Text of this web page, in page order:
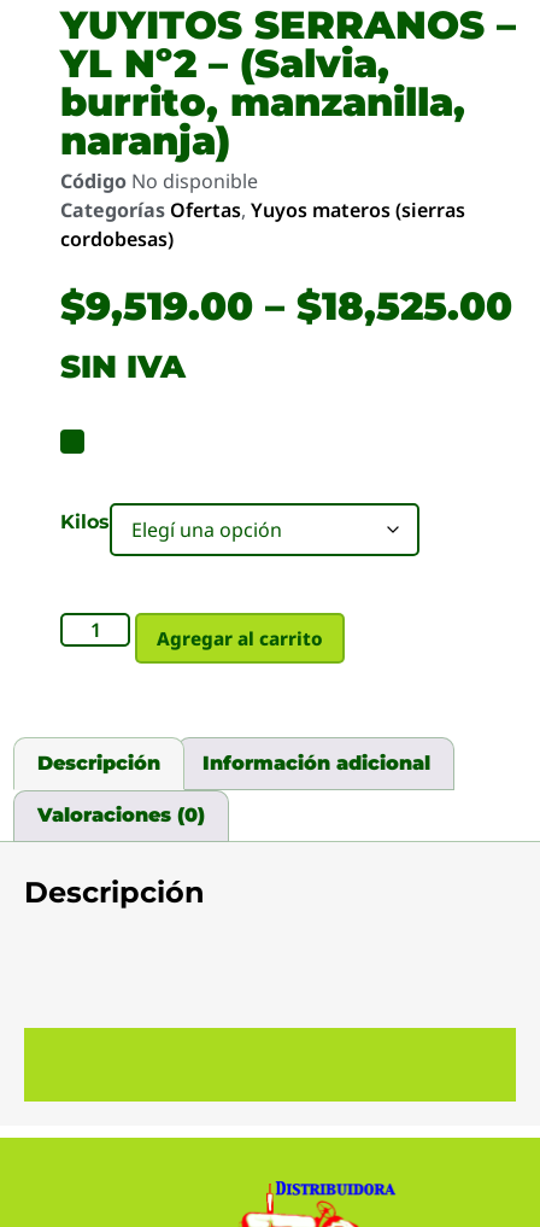
YUYITOS SERRANOS –
YL Nº2 – (Salvia,
burrito, manzanilla,
naranja)
Código No disponible
Categorías Ofertas, Yuyos materos (sierras
cordobesas)
$9,519.00 – $18,525.00
SIN IVA
Kilos
Agregar al carrito
Descripción Información adicional
Valoraciones (0)
Descripción